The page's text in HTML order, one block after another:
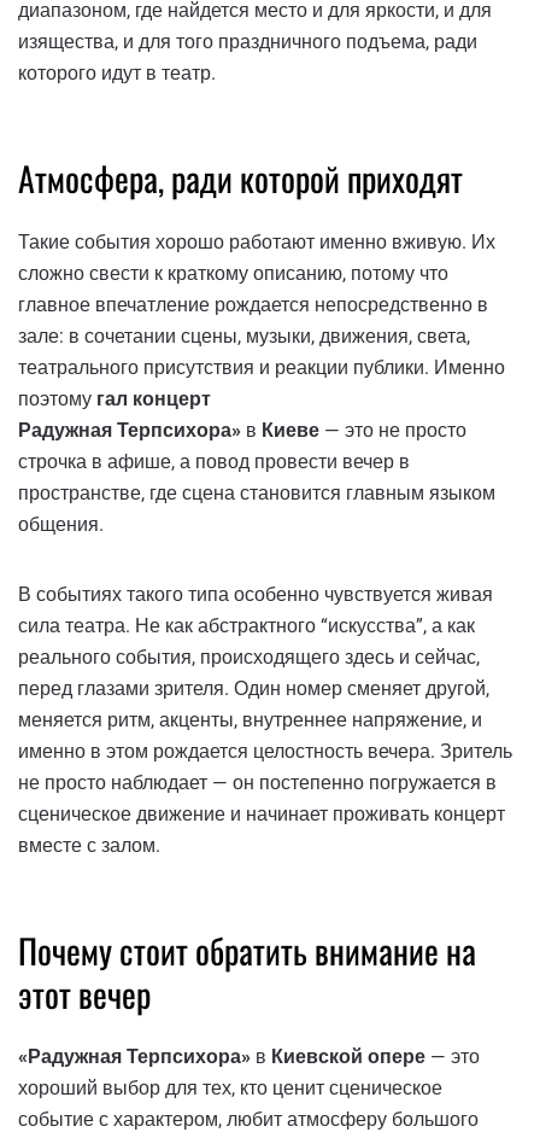
диапазоном, где найдется место и для яркости, и для
изящества, и для того праздничного подъема, ради
которого идут в театр.
Атмосфера, ради которой приходят
Такие события хорошо работают именно вживую. Их
сложно свести к краткому описанию, потому что
главное впечатление рождается непосредственно в
зале: в сочетании сцены, музыки, движения, света,
театрального присутствия и реакции публики. Именно
поэтому гал концерт
Радужная Терпсихора» в Киеве — это не просто
строчка в афише, а повод провести вечер в
пространстве, где сцена становится главным языком
общения.
В событиях такого типа особенно чувствуется живая
сила театра. Не как абстрактного “искусства”, а как
реального события, происходящего здесь и сейчас,
перед глазами зрителя. Один номер сменяет другой,
меняется ритм, акценты, внутреннее напряжение, и
именно в этом рождается целостность вечера. Зритель
не просто наблюдает — он постепенно погружается в
сценическое движение и начинает проживать концерт
вместе с залом.
Почему стоит обратить внимание на
этот вечер
«Радужная Терпсихора» в Киевской опере — это
хороший выбор для тех, кто ценит сценическое
событие с характером, любит атмосферу большого